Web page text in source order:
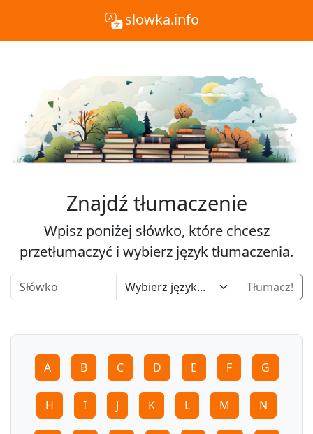
slowka.info
Znajdź tłumaczenie
Wpisz poniżej słówko, które chcesz
przetłumaczyć i wybierz język tłumaczenia.
Tłumacz!
A B C D E F G
H I J K L M N